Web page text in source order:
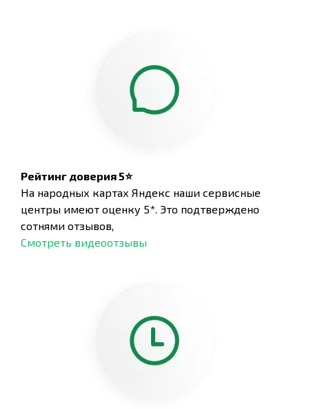
Рейтинг доверия 5⭐
На народных картах Яндекс наши сервисные
центры имеют оценку 5*. Это подтверждено
сотнями отзывов,
Смотреть видеоотзывы